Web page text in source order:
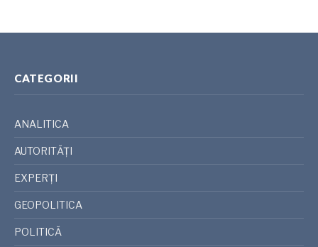
CATEGORII
ANALITICA
AUTORITĂȚI
EXPERȚI
GEOPOLITICA
POLITICĂ